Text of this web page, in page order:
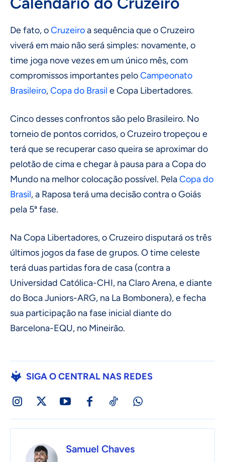
De fato, oCruzeiroa sequência que o Cruzeiro
viverá em maio não será simples: novamente, o
time joga nove vezes em um único mês, com
compromissos importantes peloCampeonato
Brasileiro,Copa do Brasil e Copa Libertadores.
Cinco desses confrontos são pelo Brasileiro. No
torneio de pontos corridos, o Cruzeiro tropeçou e
terá que se recuperar caso queira se aproximar do
pelotão de cima e chegar à pausa para a Copa do
Mundo na melhor colocação possível. PelaCopa do
Brasil, a Raposa terá uma decisão contra o Goiás
pela 5ª fase.
Na Copa Libertadores, o Cruzeiro disputará os três
últimos jogos da fase de grupos. O time celeste
terá duas partidas fora de casa (contra a
Universidad Católica-CHI, na Claro Arena, e diante
do Boca Juniors-ARG, na La Bombonera), e fecha
sua participação na fase inicial diante do
Barcelona-EQU, no Mineirão.
SIGA O CENTRAL NAS REDES
Samuel Chaves